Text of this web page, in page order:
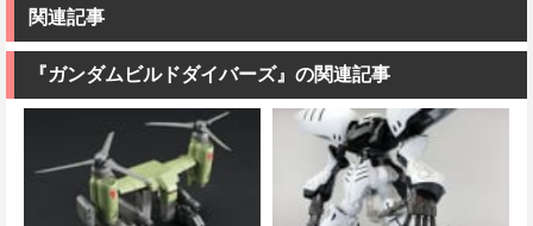
関連記事
『ガンダムビルドダイバーズ』の関連記事